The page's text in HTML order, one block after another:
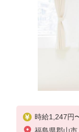
時給1,247円